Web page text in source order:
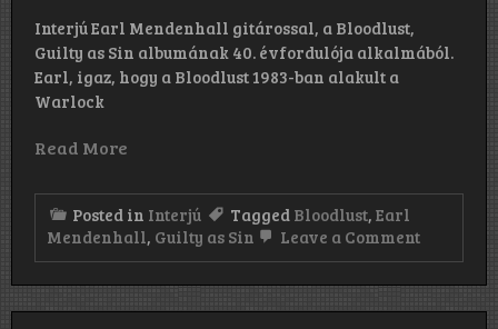
Interjú Earl Mendenhall gitárossal, a Bloodlust,
Guilty as Sin albumának 40. évfordulója alkalmából.
Earl, igaz, hogy a Bloodlust 1983-ban alakult a
Warlock
Read More
Posted in Interjú Tagged Bloodlust, Earl
Mendenhall, Guilty as Sin Leave a Commenton
amikor
ma